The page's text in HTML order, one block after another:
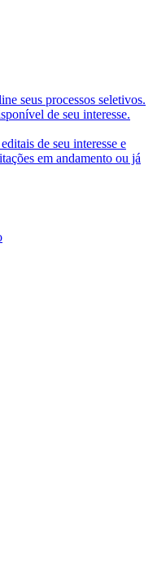
seus processos seletivos.
de seu interesse.
de seu interesse e
em andamento ou já